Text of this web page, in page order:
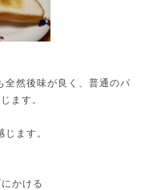
全然後味が良く、普通のパ
ます。
ます。
かける